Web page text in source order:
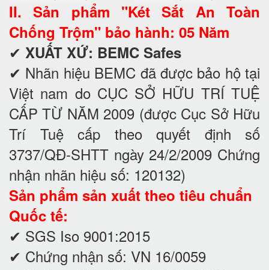
II. Sản phẩm "Két Sắt An Toàn
Chống Trộm" bảo hành: 05 Năm
✔ XUẤT XỨ: BEMC Safes
✔ Nhãn hiệu BEMC đã được bảo hộ tại
Việt nam do CỤC SỞ HỮU TRÍ TUỆ
CẤP TỪ NĂM 2009 (được Cục Sở Hữu
Trí Tuệ cấp theo quyết định số
3737/QĐ-SHTT ngày 24/2/2009 Chứng
nhận nhãn hiệu số: 120132)
Sản phẩm sản xuất theo tiêu chuẩn
Quốc tế:
✔ SGS Iso 9001:2015
✔ Chứng nhận số: VN 16/0059